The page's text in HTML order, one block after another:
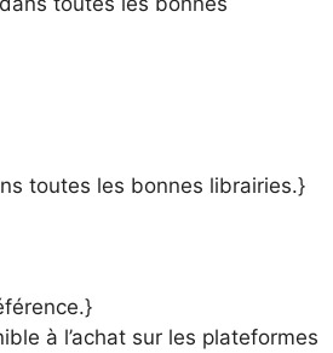
toutes les bonnes librairies.}
à l’achat sur les plateformes